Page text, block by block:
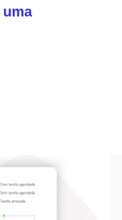
uma